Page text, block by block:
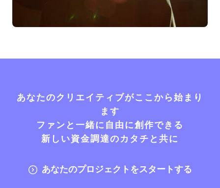
あなたのクリエイティブがここから始まり
ます
ファンと一緒に自由に創作できる
新しい資金調達のカタチと共に
あなたのプロジェクトをスタートする